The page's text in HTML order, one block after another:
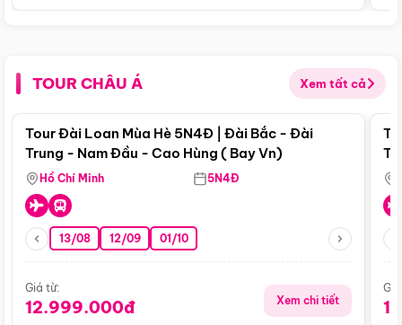
TOUR CHÂU Á Xem tất cả
Điểm nổi bật
Tour Đài Loan Mùa Hè 5N4Đ | Đài Bắc - Đài
Trung - Nam Đầu - Cao Hùng ( Bay Vn)
Hồ Chí Minh 5N4Đ
13/08 12/09 01/10
Giá từ:
12.999.000đ Xem chi tiết